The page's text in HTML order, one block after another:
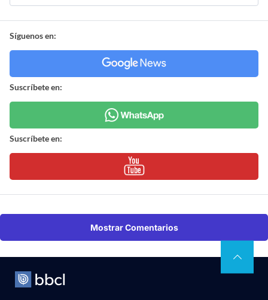
Síguenos en:
Suscríbete en:
Suscríbete en:
Mostrar Comentarios